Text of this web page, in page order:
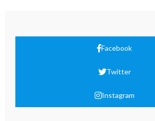
Facebook
Twitter
Instagram